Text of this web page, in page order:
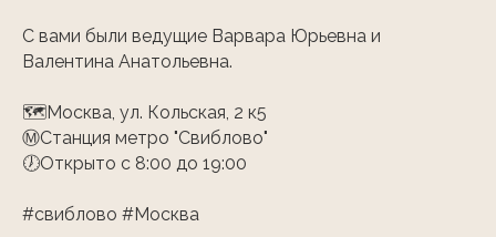
С вами были ведущие Варвара Юрьевна и
Валентина Анатольевна. ⠀ ⠀
🗺Москва, ул. Кольская, 2 к5
ⓂСтанция метро "Свиблово"
🕖Открыто с 8:00 до 19:00 ⠀
#свиблово #Москва